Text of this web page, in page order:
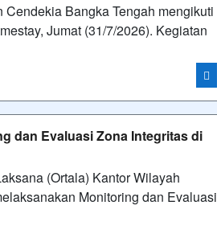
Bangka Tengah mengikuti
Jumat (31/7/2026). Kegiatan
dan Evaluasi Zona Integritas di
(Ortala) Kantor Wilayah
Monitoring dan Evaluasi